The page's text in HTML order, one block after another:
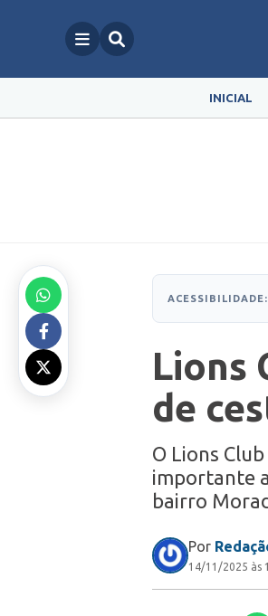
INICIAL
ACESSIBILIDADE:
Lions
de
O Lions
importante
bairro
Por
14/11/2025 às